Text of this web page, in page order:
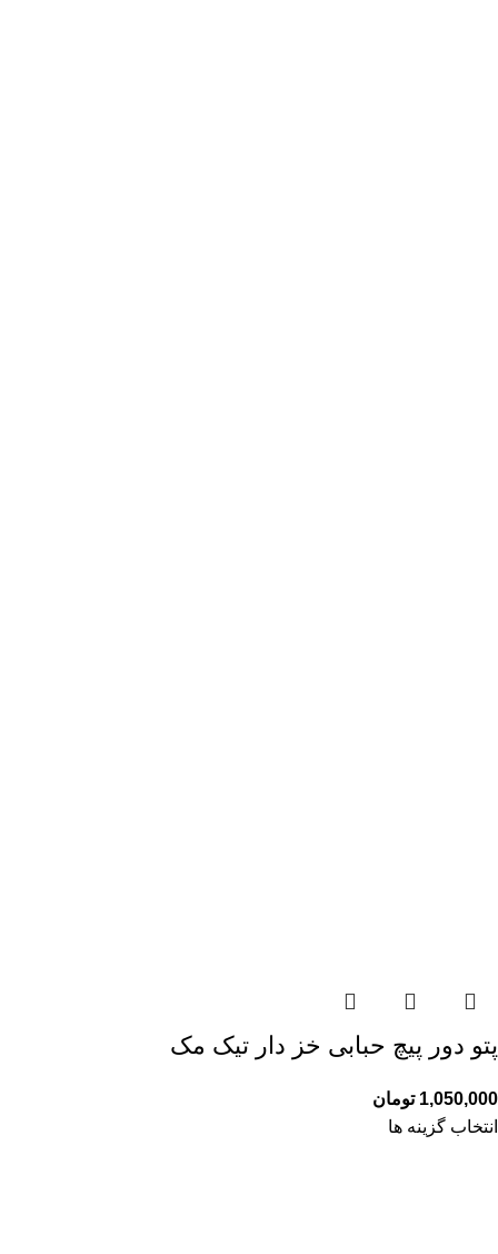
پتو دور پیچ حبابی خز دار تیک مک
1,050,000 تومان
انتخاب گزینه ها